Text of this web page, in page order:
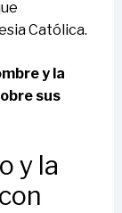
Católica.
y la
sus
y la